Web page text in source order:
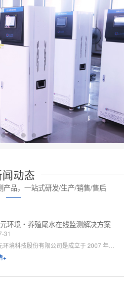
动态
产品，一站式研发/生产/销售/售后
环境・养殖尾水在线监测解决方案
31
+